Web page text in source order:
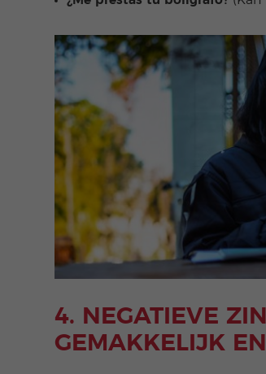
4. NEGATIEVE
GEMAKKELIJK